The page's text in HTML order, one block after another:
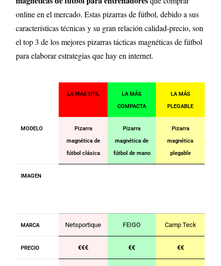
online en el mercado. Estas pizarras de fútbol, debido a sus
características técnicas y su gran relación calidad-precio, son
el top 3 de los mejores pizarras tácticas magnéticas de fútbol
para elaborar estrategias que hay en internet.
LA MÁS UTIL
LA MÁS
COMPACTA
LA MÁS
PLEGABLE
MODELO
Pizarra
magnética de
fútbol clásica
Pizarra
magnética de
fútbol de mano
Pizarra
magnética
plegable
IMAGEN
MARCA Netsportique FEIGO Camp Teck
PRECIO €€€ €€ €€